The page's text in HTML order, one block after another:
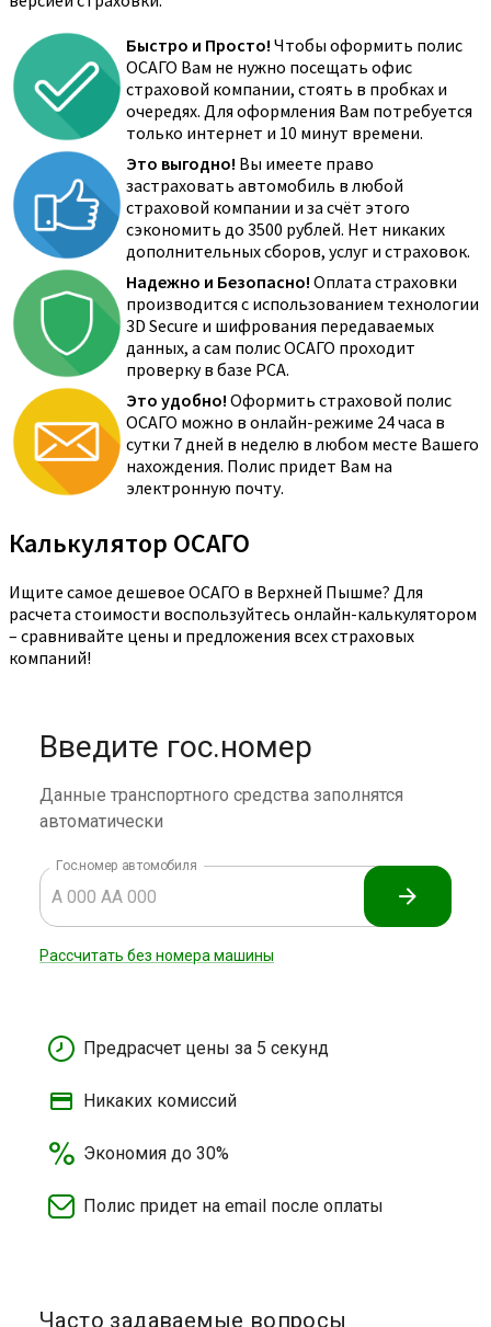
Быстро и Просто! Чтобы оформить полис
ОСАГО Вам не нужно посещать офис
страховой компании, стоять в пробках и
очередях. Для оформления Вам потребуется
только интернет и 10 минут времени.
Это выгодно! Вы имеете право
застраховать автомобиль в любой
страховой компании и за счёт этого
сэкономить до 3500 рублей. Нет никаких
дополнительных сборов, услуг и страховок.
Надежно и Безопасно! Оплата страховки
производится с использованием технологии
3D Secure и шифрования передаваемых
данных, а сам полис ОСАГО проходит
проверку в базе РСА.
Это удобно! Оформить страховой полис
ОСАГО можно в онлайн-режиме 24 часа в
сутки 7 дней в неделю в любом месте Вашего
нахождения. Полис придет Вам на
электронную почту.
Калькулятор ОСАГО
Ищите самое дешевое ОСАГО в Верхней Пышме? Для
расчета стоимости воспользуйтесь онлайн-калькулятором
– сравнивайте цены и предложения всех страховых
компаний!